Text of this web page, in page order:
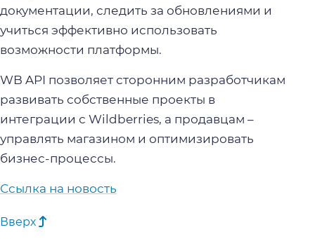
документации, следить за обновлениями и
учиться эффективно использовать
возможности платформы.
WB API позволяет сторонним разработчикам
развивать собственные проекты в
интеграции с Wildberries, а продавцам –
управлять магазином и оптимизировать
бизнес-процессы.
Ссылка на новость
Вверх